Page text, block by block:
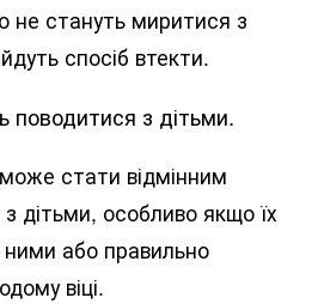
не стануть миритися з
спосіб втекти.
поводитися з дітьми.
стати відмінним
дітьми, особливо якщо їх
або правильно
віці.